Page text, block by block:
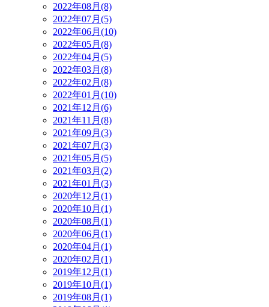
2022年08月(8)
2022年07月(5)
2022年06月(10)
2022年05月(8)
2022年04月(5)
2022年03月(8)
2022年02月(8)
2022年01月(10)
2021年12月(6)
2021年11月(8)
2021年09月(3)
2021年07月(3)
2021年05月(5)
2021年03月(2)
2021年01月(3)
2020年12月(1)
2020年10月(1)
2020年08月(1)
2020年06月(1)
2020年04月(1)
2020年02月(1)
2019年12月(1)
2019年10月(1)
2019年08月(1)